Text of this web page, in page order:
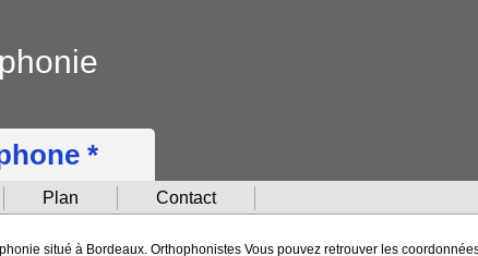
*
Plan Contact
situé à Bordeaux. Orthophonistes Vous pouvez retrouver les